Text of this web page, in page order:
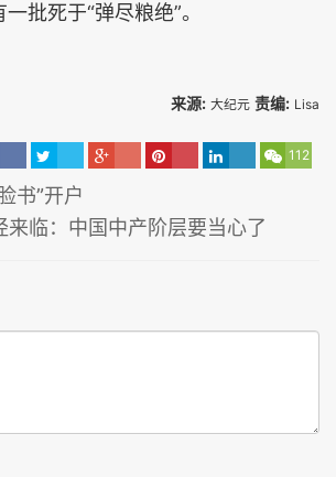
批死于“弹尽粮绝”。
来源: 大纪元 责编: Lisa
112
书”开户
来临：中国中产阶层要当心了